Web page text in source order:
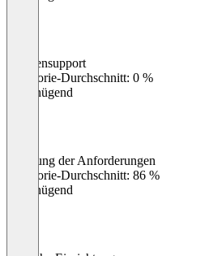
Kundensupport
Kategorie-Durchschnitt: 0 %
Ungenügend
Erfüllung der Anforderungen
Kategorie-Durchschnitt: 86 %
Ungenügend